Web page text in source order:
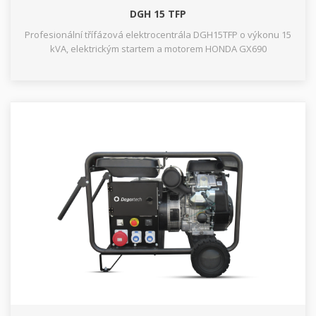
DGH 15 TFP
Profesionální třífázová elektrocentrála DGH15TFP o výkonu 15
kVA, elektrickým startem a motorem HONDA GX690